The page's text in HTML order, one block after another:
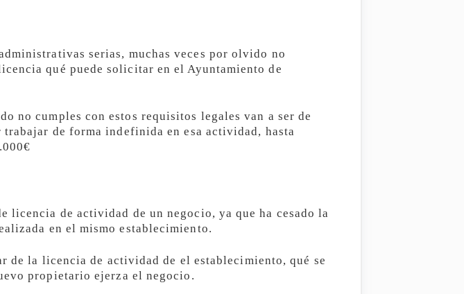
serias, muchas veces por olvido no
qué puede solicitar en el Ayuntamiento de
no cumples con estos requisitos legales van a ser de
de forma indefinida en esa actividad, hasta
licencia de actividad de un negocio, ya que ha cesado la
en el mismo establecimiento.
la licencia de actividad de el establecimiento, qué se
propietario ejerza el negocio.